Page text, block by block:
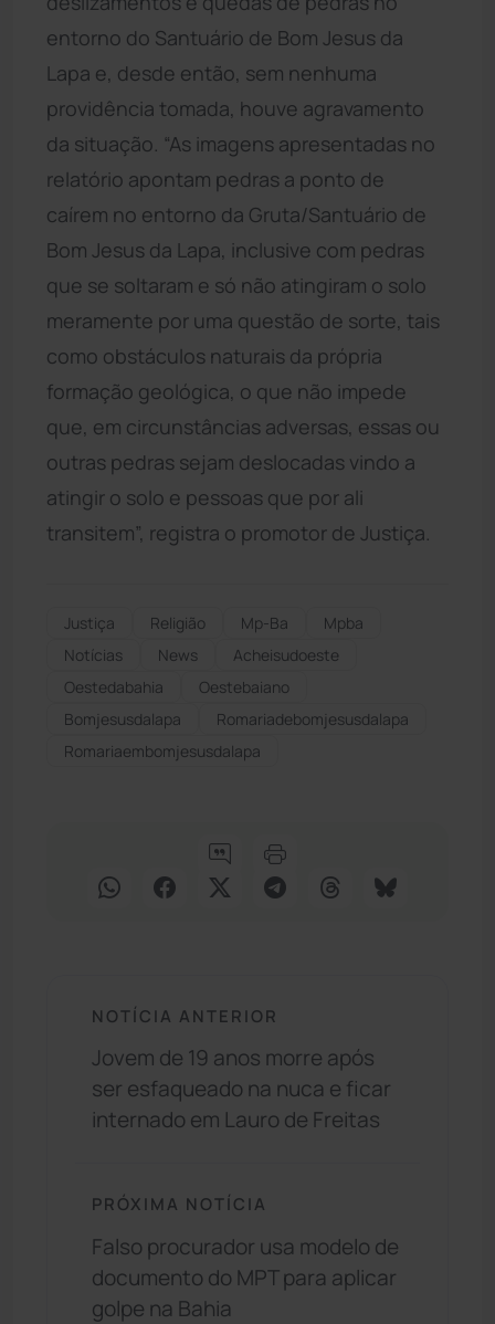
entorno do Santuário de Bom Jesus da
Lapa e, desde então, sem nenhuma
providência tomada, houve agravamento
da situação. “As imagens apresentadas no
relatório apontam pedras a ponto de
caírem no entorno da Gruta/Santuário de
Bom Jesus da Lapa, inclusive com pedras
que se soltaram e só não atingiram o solo
meramente por uma questão de sorte, tais
como obstáculos naturais da própria
formação geológica, o que não impede
que, em circunstâncias adversas, essas ou
outras pedras sejam deslocadas vindo a
atingir o solo e pessoas que por ali
transitem”, registra o promotor de Justiça.
Justiça Religião Mp-Ba
Mpba
Notícias
News
Acheisudoeste
Oestedabahia
Oestebaiano
Bomjesusdalapa
Romariadebomjesusdalapa
Romariaembomjesusdalapa
NOTÍCIA ANTERIOR
Jovem de 19 anos morre após
ser esfaqueado na nuca e ficar
internado em Lauro de Freitas
PRÓXIMA NOTÍCIA
Falso procurador usa modelo de
documento do MPT para aplicar
golpe na Bahia